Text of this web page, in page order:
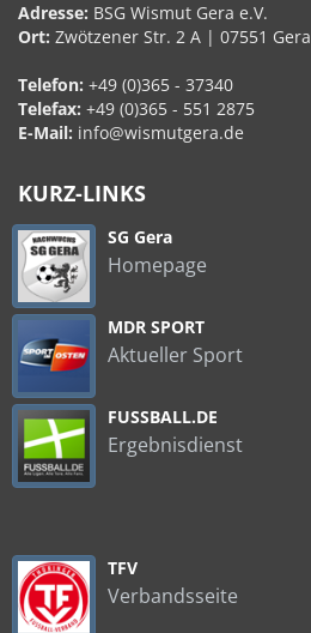
Adresse: BSG Wismut Gera e.V.
Ort: Zwötzener Str. 2 A | 07551 Gera
Telefon: +49 (0)365 - 37340
Telefax: +49 (0)365 - 551 2875
E-Mail: info@wismutgera.de
KURZ-LINKS
SG Gera
Homepage
MDR SPORT
Aktueller Sport
FUSSBALL.DE
Ergebnisdienst
TFV
Verbandsseite